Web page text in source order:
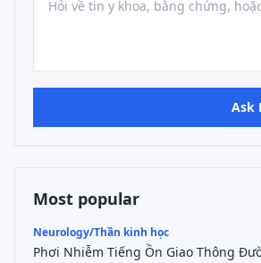
Ask
Most popular
Neurology/Thần kinh học
Phơi Nhiễm Tiếng Ồn Giao Thông